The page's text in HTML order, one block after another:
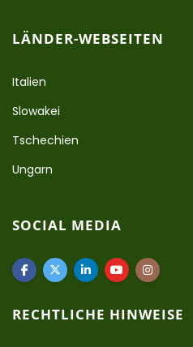
LÄNDER-WEBSEITEN
Italien
Slowakei
Tschechien
Ungarn
SOCIAL MEDIA
RECHTLICHE HINWEISE